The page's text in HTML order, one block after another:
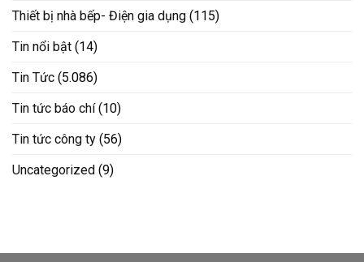
Thiết bị nhà bếp- Điện gia dụng (115)
Tin nổi bật (14)
Tin Tức (5.086)
Tin tức báo chí(10)
Tin tức công ty (56)
Uncategorized (9)